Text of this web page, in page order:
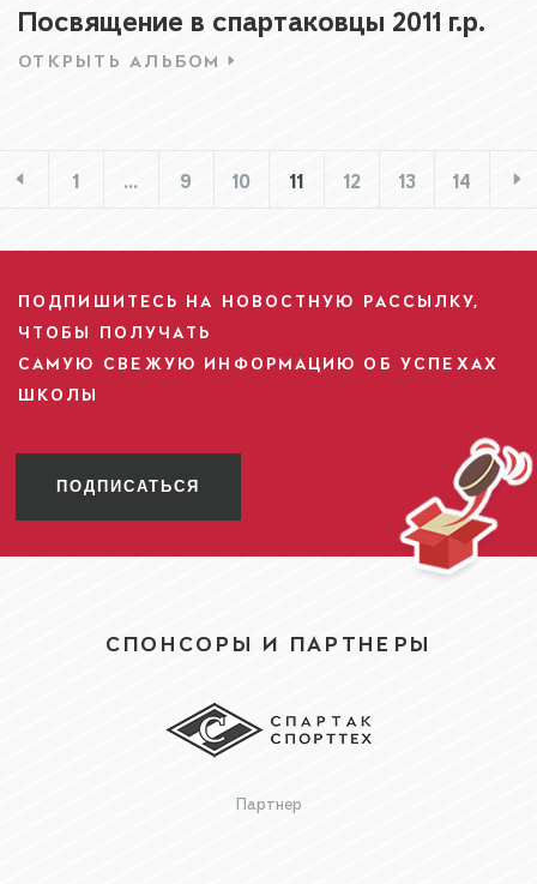
Посвящение в спартаковцы 2011 г.р.
ОТКРЫТЬ АЛЬБОМ
1 … 9 10 11 12 13 14
ПОДПИШИТЕСЬ НА НОВОСТНУЮ РАССЫЛКУ,
ЧТОБЫ ПОЛУЧАТЬ
САМУЮ СВЕЖУЮ ИНФОРМАЦИЮ ОБ УСПЕХАХ
ШКОЛЫ
ПОДПИСАТЬСЯ
СПОНСОРЫ И ПАРТНЕРЫ
Партнер